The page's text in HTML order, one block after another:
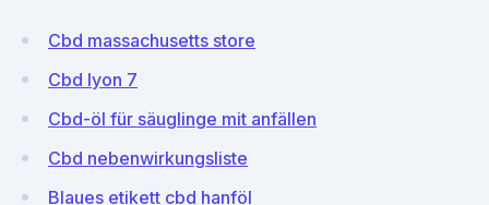
Cbd massachusetts store
Cbd lyon 7
Cbd-öl für säuglinge mit anfällen
Cbd nebenwirkungsliste
Blaues etikett cbd hanföl